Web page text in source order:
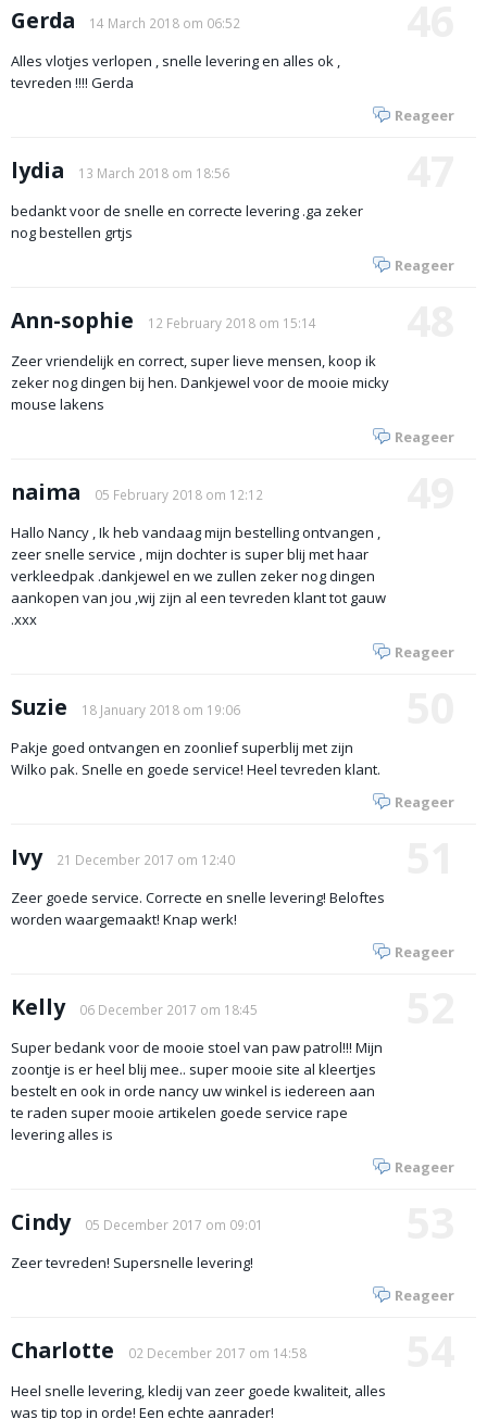
Gerda 14 March 2018 om 06:52
Alles vlotjes verlopen , snelle levering en alles ok ,
tevreden !!!! Gerda
Reageer
lydia 13 March 2018 om 18:56
bedankt voor de snelle en correcte levering .ga zeker
nog bestellen grtjs
Reageer
Ann-sophie 12 February 2018 om 15:14
Zeer vriendelijk en correct, super lieve mensen, koop ik
zeker nog dingen bij hen. Dankjewel voor de mooie micky
mouse lakens
Reageer
naima 05 February 2018 om 12:12
Hallo Nancy , Ik heb vandaag mijn bestelling ontvangen ,
zeer snelle service , mijn dochter is super blij met haar
verkleedpak .dankjewel en we zullen zeker nog dingen
aankopen van jou ,wij zijn al een tevreden klant tot gauw
.xxx
Reageer
Suzie 18 January 2018 om 19:06
Pakje goed ontvangen en zoonlief superblij met zijn
Wilko pak. Snelle en goede service! Heel tevreden klant.
Reageer
Ivy 21 December 2017 om 12:40
Zeer goede service. Correcte en snelle levering! Beloftes
worden waargemaakt! Knap werk!
Reageer
Kelly 06 December 2017 om 18:45
Super bedank voor de mooie stoel van paw patrol!!! Mijn
zoontje is er heel blij mee.. super mooie site al kleertjes
bestelt en ook in orde nancy uw winkel is iedereen aan
te raden super mooie artikelen goede service rape
levering alles is
Reageer
Cindy 05 December 2017 om 09:01
Zeer tevreden! Supersnelle levering!
Reageer
Charlotte 02 December 2017 om 14:58
Heel snelle levering, kledij van zeer goede kwaliteit, alles
was tip top in orde! Een echte aanrader!